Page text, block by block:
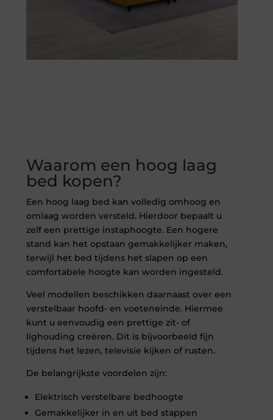
Waarom een hoog laag
bed kopen?
Een hoog laag bed kan volledig omhoog en
omlaag worden versteld. Hierdoor bepaalt u
zelf een prettige instaphoogte. Een hogere
stand kan het opstaan gemakkelijker maken,
terwijl het bed tijdens het slapen op een
comfortabele hoogte kan worden ingesteld.
Veel modellen beschikken daarnaast over een
verstelbaar hoofd- en voeteneinde. Hiermee
kunt u eenvoudig een prettige zit- of
lighouding creëren. Dit is bijvoorbeeld fijn
tijdens het lezen, televisie kijken of rusten.
De belangrijkste voordelen zijn:
Elektrisch verstelbare bedhoogte
Gemakkelijker in en uit bed stappen